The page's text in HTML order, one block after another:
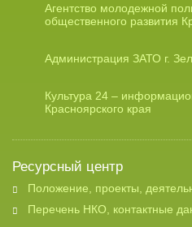
Агентство молодежной
общественного развития
Администрация ЗАТО г.
Культура 24 –
Красноярского края
Ресурсный центр
Положение, проекты,
Перечень НКО, контактные